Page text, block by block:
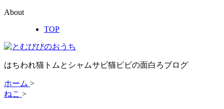
About
TOP
はちわれ猫トムとシャムサビ猫ビビの面白ろブログ
ホーム >
ねこ >